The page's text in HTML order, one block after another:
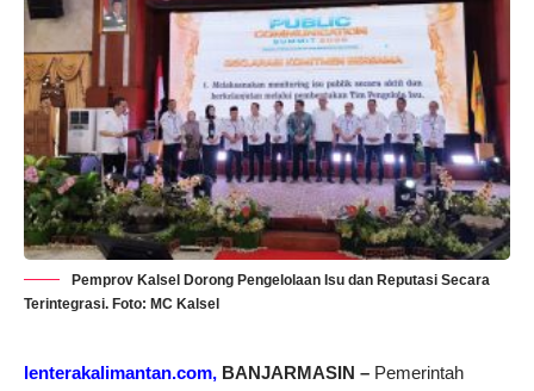
Pemprov Kalsel Dorong Pengelolaan Isu dan Reputasi Secara
Terintegrasi. Foto: MC Kalsel
lenterakalimantan.com, BANJARMASIN – Pemerintah